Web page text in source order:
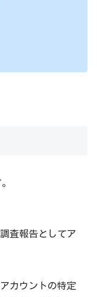
査報告としてア
カウントの特定